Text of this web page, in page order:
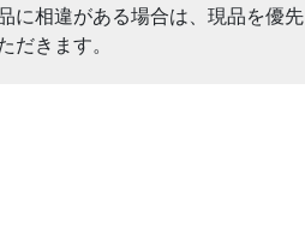
に相違がある場合は、現品を優先
だきます。